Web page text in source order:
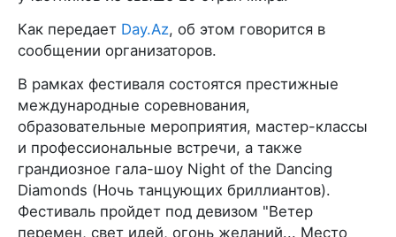
Как передает Day.Az, об этом говорится в
сообщении организаторов.
В рамках фестиваля состоятся престижные
международные соревнования,
образовательные мероприятия, мастер-классы
и профессиональные встречи, а также
грандиозное гала-шоу Night of the Dancing
Diamonds (Ночь танцующих бриллиантов).
Фестиваль пройдет под девизом "Ветер
перемен, свет идей, огонь желаний... Место